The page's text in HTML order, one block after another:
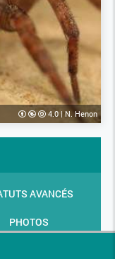
4.0 | N. Henon
AVANCÉS
PHOTOS